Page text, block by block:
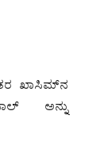
ಖಾಸಿಮ್‌ನ
ಅನ್ನು